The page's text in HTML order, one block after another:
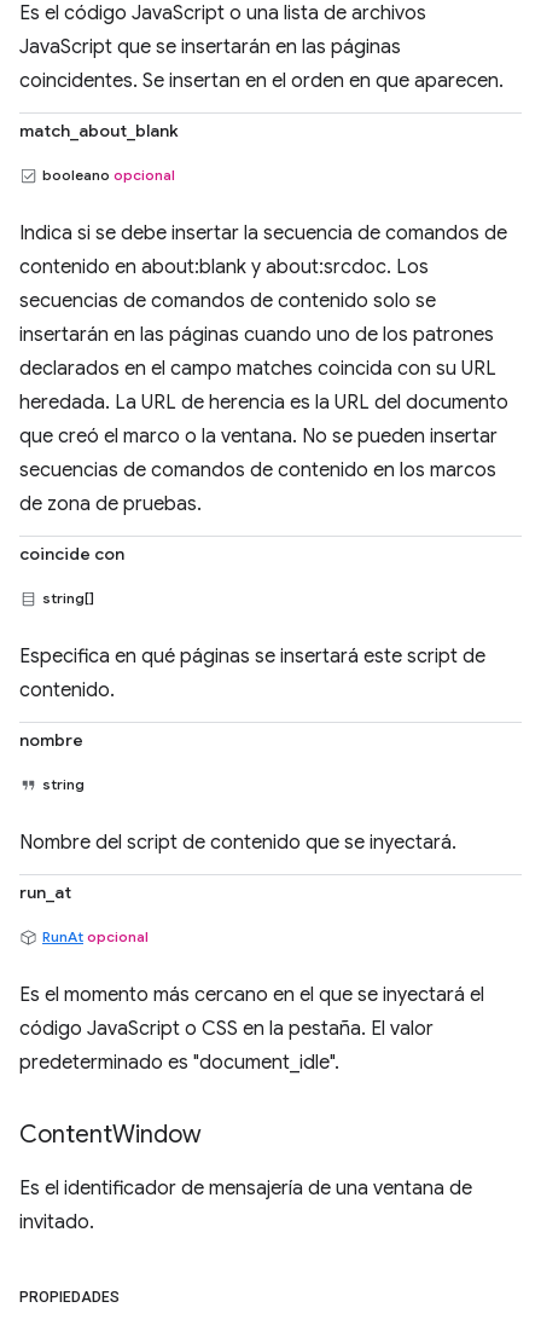
Es el código JavaScript o una lista de archivos
JavaScript que se insertarán en las páginas
coincidentes. Se insertan en el orden en que aparecen.
match_about_blank
booleano opcional
Indica si se debe insertar la secuencia de comandos de
contenido en about:blank y about:srcdoc. Los
secuencias de comandos de contenido solo se
insertarán en las páginas cuando uno de los patrones
declarados en el campo matches coincida con su URL
heredada. La URL de herencia es la URL del documento
que creó el marco o la ventana. No se pueden insertar
secuencias de comandos de contenido en los marcos
de zona de pruebas.
coincide con
string[]
Especifica en qué páginas se insertará este script de
contenido.
nombre
string
Nombre del script de contenido que se inyectará.
run_at
RunAt opcional
Es el momento más cercano en el que se inyectará el
código JavaScript o CSS en la pestaña. El valor
predeterminado es "document_idle".
ContentWindow
Es el identificador de mensajería de una ventana de
invitado.
PROPIEDADES